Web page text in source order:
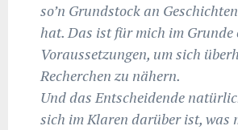
so’n Grundstock an
hat. Das ist für mich im Grunde
Voraussetzungen, um sich
Recherchen zu nähern.
Und das Entscheidende
sich im Klaren darüber ist, was